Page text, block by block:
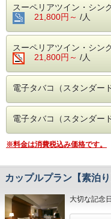
スーペリアツイン・シ
21,800円～ /人
スーペリアツイン・シ
21,800円～ /人
電子タバコ（スタンダー
電子タバコ（スタンダー
※料金は消費税込み価格です。
カップルプラン【素泊り
大切な記念